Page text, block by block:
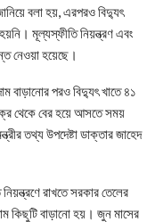
বলা হয়, এরপরও বিদ্যুৎ
মূল্যস্ফীতি নিয়ন্ত্রণ এবং
নেওয়া হয়েছে।
বাড়ানোর পরও বিদ্যুৎ খাতে ৪১
থেকে বের হয়ে আসতে সময়
তথ্য উপদেষ্টা ডাক্তার জাহেদ
রাখতে সরকার তেলের
কিছুটি বাড়ানো হয়। জুন মাসের